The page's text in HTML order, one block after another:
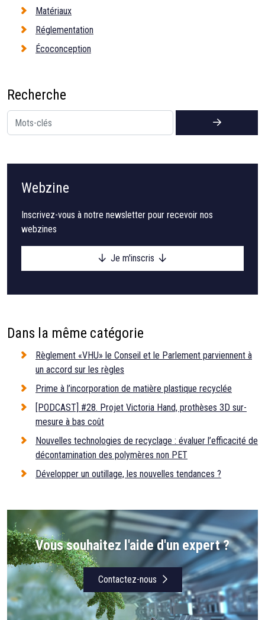
Matériaux
Réglementation
Écoconception
Recherche
Webzine
Inscrivez-vous à notre newsletter pour recevoir nos
webzines
Je m'inscris
Dans la même catégorie
Règlement «VHU» le Conseil et le Parlement parviennent à
un accord sur les règles
Prime à l’incorporation de matière plastique recyclée
[PODCAST] #28. Projet Victoria Hand, prothèses 3D sur-
mesure à bas coût
Nouvelles technologies de recyclage : évaluer l’efficacité de
décontamination des polymères non PET
Développer un outillage, les nouvelles tendances ?
Vous souhaitez l'aide d'un expert ?
Contactez-nous